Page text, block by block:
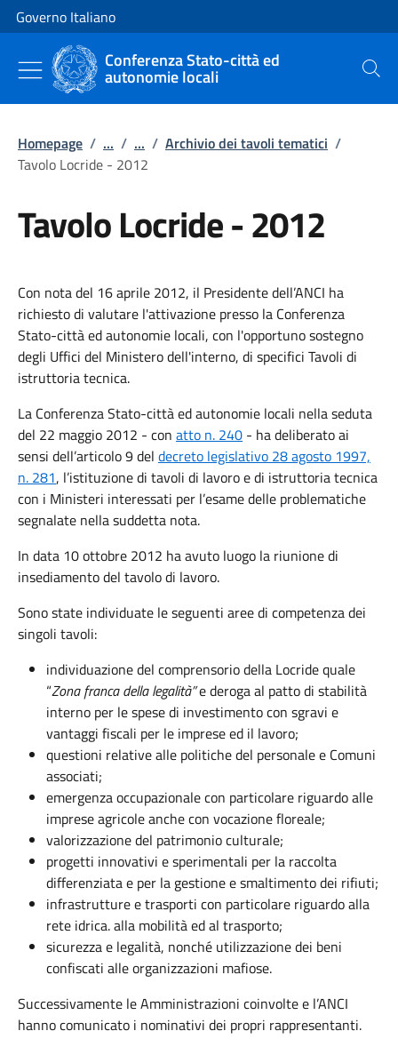
Vai al contenuto
Vai alla navigazione del sito
Governo Italiano
Conferenza Stato-città ed
autonomie locali Cerca
Homepage / ... / ... / Archivio dei tavoli tematici /
Tavolo Locride - 2012
Tavolo Locride - 2012
Con nota del 16 aprile 2012, il Presidente dell’ANCI ha
richiesto di valutare l'attivazione presso la Conferenza
Stato-città ed autonomie locali, con l'opportuno sostegno
degli Uffici del Ministero dell'interno, di specifici Tavoli di
istruttoria tecnica.
La Conferenza Stato-città ed autonomie locali nella seduta
del 22 maggio 2012 - con atto n. 240 - ha deliberato ai
sensi dell’articolo 9 del decreto legislativo 28 agosto 1997,
n. 281, l’istituzione di tavoli di lavoro e di istruttoria tecnica
con i Ministeri interessati per l’esame delle problematiche
segnalate nella suddetta nota.
In data 10 ottobre 2012 ha avuto luogo la riunione di
insediamento del tavolo di lavoro.
Sono state individuate le seguenti aree di competenza dei
singoli tavoli:
individuazione del comprensorio della Locride quale
“Zona franca della legalità”e deroga al patto di stabilità
interno per le spese di investimento con sgravi e
vantaggi fiscali per le imprese ed il lavoro;
questioni relative alle politiche del personale e Comuni
associati;
emergenza occupazionale con particolare riguardo alle
imprese agricole anche con vocazione floreale;
valorizzazione del patrimonio culturale;
progetti innovativi e sperimentali per la raccolta
differenziata e per la gestione e smaltimento dei rifiuti;
infrastrutture e trasporti con particolare riguardo alla
rete idrica. alla mobilità ed al trasporto;
sicurezza e legalità, nonché utilizzazione dei beni
confiscati alle organizzazioni mafiose.
Successivamente le Amministrazioni coinvolte e l’ANCI
hanno comunicato i nominativi dei propri rappresentanti.